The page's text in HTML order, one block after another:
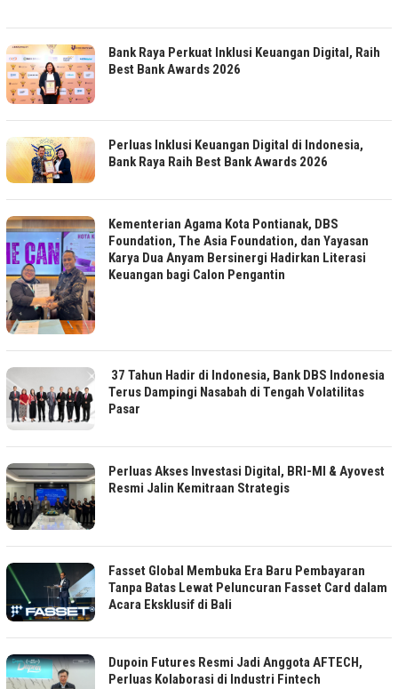
Bank Raya Perkuat Inklusi Keuangan Digital, Raih
Best Bank Awards 2026
Perluas Inklusi Keuangan Digital di Indonesia,
Bank Raya Raih Best Bank Awards 2026
Kementerian Agama Kota Pontianak, DBS
Foundation, The Asia Foundation, dan Yayasan
Karya Dua Anyam Bersinergi Hadirkan Literasi
Keuangan bagi Calon Pengantin
37 Tahun Hadir di Indonesia, Bank DBS Indonesia
Terus Dampingi Nasabah di Tengah Volatilitas
Pasar
Perluas Akses Investasi Digital, BRI-MI & Ayovest
Resmi Jalin Kemitraan Strategis
Fasset Global Membuka Era Baru Pembayaran
Tanpa Batas Lewat Peluncuran Fasset Card dalam
Acara Eksklusif di Bali
Dupoin Futures Resmi Jadi Anggota AFTECH,
Perluas Kolaborasi di Industri Fintech